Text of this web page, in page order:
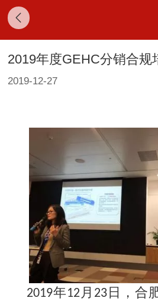
2019年度GEHC分销合规
2019-12-27
2019年12月23日，合